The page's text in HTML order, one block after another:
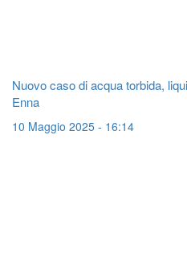
Nuovo caso di acqua torbida,
Enna
10 Maggio 2025 - 16:14